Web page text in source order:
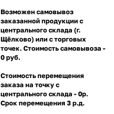
Возможен самовывоз
заказанной продукции с
центрального склада (г.
Щёлково) или с торговых
точек. Стоимость самовывоза -
0 руб.
Стоимость перемещения
заказа на точку с
центрального склада - 0р.
Срок перемещения 3 р.д.